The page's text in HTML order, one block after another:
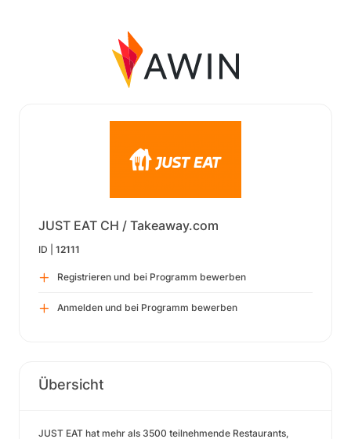
JUST EAT CH / Takeaway.com
ID | 12111
Registrieren und bei Programm bewerben
Anmelden und bei Programm bewerben
Übersicht
JUST EAT hat mehr als 3500 teilnehmende Restaurants,